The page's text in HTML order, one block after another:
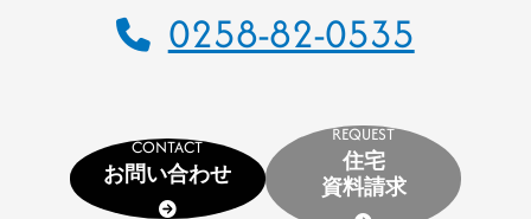
0258-82-0535
CONTACT
お問い合わせ
REQUEST
住宅
資料請求